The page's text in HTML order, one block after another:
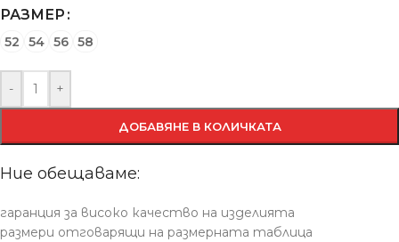
РАЗМЕР
52 54 56 58
- +
ДОБАВЯНЕ В КОЛИЧКАТА
Ние обещаваме:
гаранция за високо качество на изделията
размери отговарящи на размерната таблица